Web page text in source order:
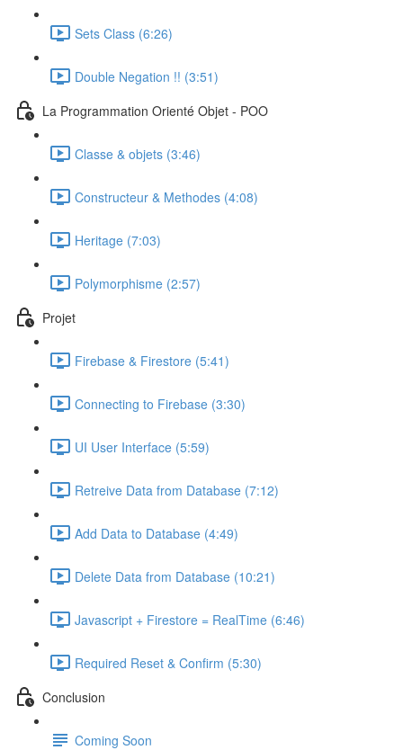
Sets Class (6:26)
Double Negation !! (3:51)
La Programmation Orienté Objet - POO
Classe & objets (3:46)
Constructeur & Methodes (4:08)
Heritage (7:03)
Polymorphisme (2:57)
Projet
Firebase & Firestore (5:41)
Connecting to Firebase (3:30)
UI User Interface (5:59)
Retreive Data from Database (7:12)
Add Data to Database (4:49)
Delete Data from Database (10:21)
Javascript + Firestore = RealTime (6:46)
Required Reset & Confirm (5:30)
Conclusion
Coming Soon